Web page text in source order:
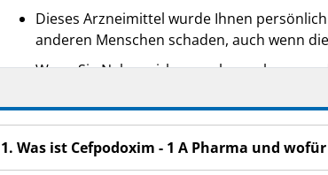
Dieses Arzneimittel wurde Ihnen
anderen Menschen schaden, auch wenn
Wenn Sie Nebenwirkungen bemerken,
Nebenwirkungen, die nicht in dieser
1. Was ist Cefpodoxim - 1 A Pharma und